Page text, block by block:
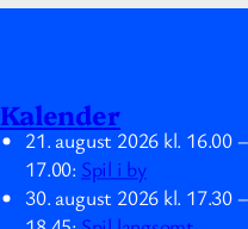
Kalender
21. august 2026 kl. 16.00–
17.00: Spil i by
30. august 2026 kl. 17.30–